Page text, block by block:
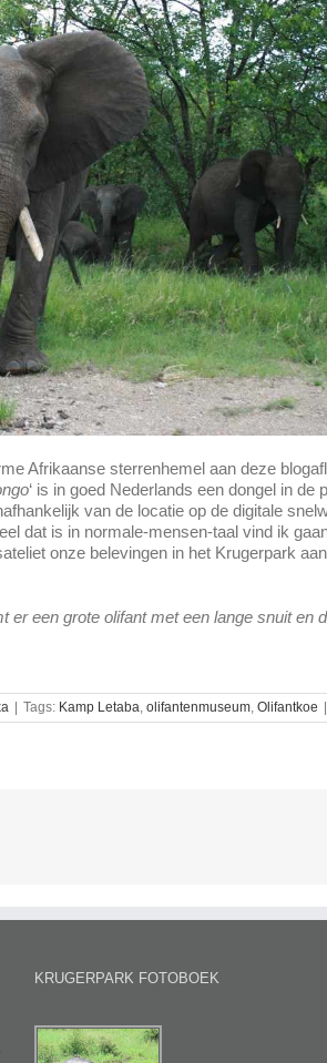
Afrikaanse sterrenhemel aan deze
‘ is in goed Nederlands een dongel in de
van de locatie op de digitale
dat is in normale-mensen-taal vind ik
onze belevingen in het Krugerpark
er een grote olifant met een lange snuit en
Tags: Kamp Letaba, olifantenmuseum, Olifantkoe
KRUGERPARK FOTOBOEK